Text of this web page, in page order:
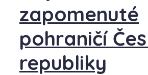
zapomenuté
pohraničí
republiky